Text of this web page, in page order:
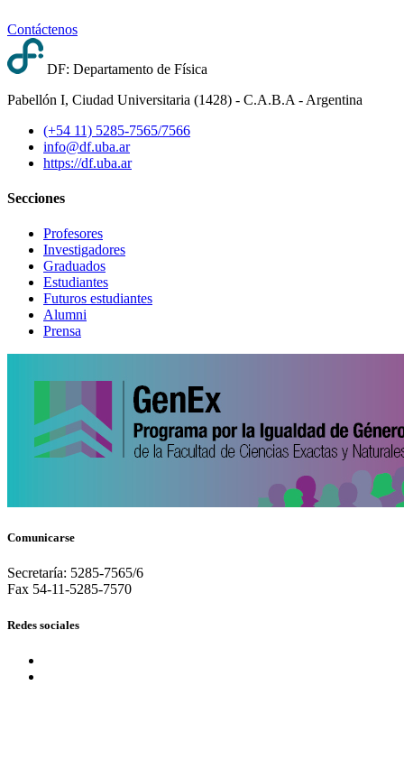
Contáctenos
DF: Departamento de Física
Pabellón I, Ciudad Universitaria (1428) - C.A.B.A - Argentina
(+54 11) 5285-7565/7566
info@df.uba.ar
https://df.uba.ar
Secciones
Profesores
Investigadores
Graduados
Estudiantes
Futuros estudiantes
Alumni
Prensa
Comunicarse
Secretaría: 5285-7565/6
Fax 54-11-5285-7570
Redes sociales